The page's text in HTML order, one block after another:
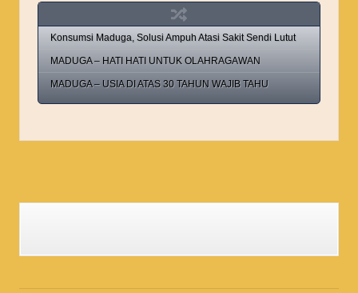
Konsumsi Maduga, Solusi Ampuh Atasi Sakit Sendi Lutut
MADUGA – HATI HATI UNTUK OLAHRAGAWAN
MADUGA – USIA DI ATAS 30 TAHUN WAJIB TAHU